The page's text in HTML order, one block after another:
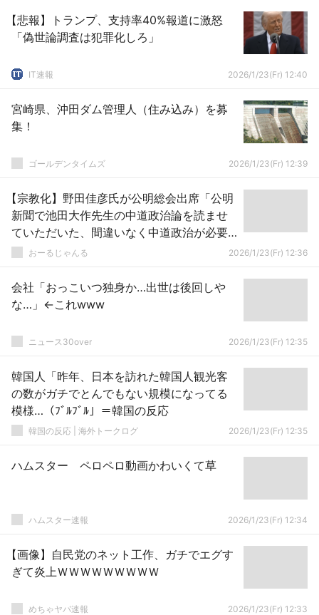
【悲報】トランプ、支持率40%報道に激怒
「偽世論調査は犯罪化しろ」
IT速報 2026/1/23(Fr) 12:40
宮崎県、沖田ダム管理人（住み込み）を募
集！
ゴールデンタイムズ 2026/1/23(Fr) 12:39
【宗教化】野田佳彦氏が公明総会出席「公明
新聞で池田大作先生の中道政治論を読ませ
ていただいた、間違いなく中道政治が必要
だ」おーるじゃんる 2026/1/23(Fr) 12:36
会社「おっこいつ独身か…出世は後回しや
な…」←これwww
ニュース30over 2026/1/23(Fr) 12:35
韓国人「昨年、日本を訪れた韓国人観光客
の数がガチでとんでもない規模になってる
模様…（ﾌﾞﾙﾌﾞﾙ」＝韓国の反応
韓国の反応 | 海外トークログ 2026/1/23(Fr) 12:35
ハムスター ペロペロ動画かわいくて草
ハムスター速報 2026/1/23(Fr) 12:34
【画像】自民党のネット工作、ガチでエグす
ぎて炎上ＷＷＷＷＷＷＷＷＷ
めちゃヤバ速報 2026/1/23(Fr) 12:33